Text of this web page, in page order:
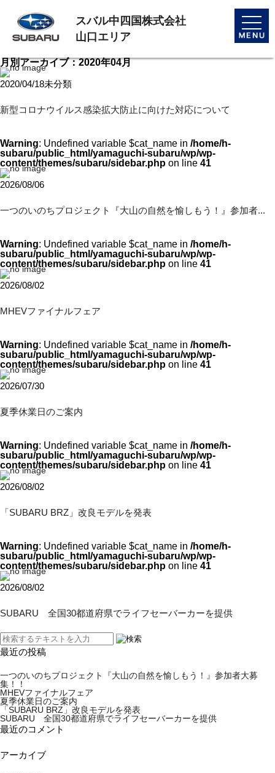
toggle
スバル中四国株式会社
山口エリア
月別アーカイブ：2020年04月
2020/04/18未分類
新型コロナウイルス感染拡大防止に向けた対応について
Warning: Undefined variable $cat_name in /home/h-
subaru/public_html/yamaguchi-subaru/wp/wp-
content/themes/subaru/sidebar.php on line 41
2026/08/06
一つのいのちプロジェクト『大山の自然を愉しもう！』参加者...
Warning: Undefined variable $cat_name in /home/h-
subaru/public_html/yamaguchi-subaru/wp/wp-
content/themes/subaru/sidebar.php on line 41
2026/08/02
MHEVファイナルフェア
Warning: Undefined variable $cat_name in /home/h-
subaru/public_html/yamaguchi-subaru/wp/wp-
content/themes/subaru/sidebar.php on line 41
2026/07/30
夏季休業日のご案内
Warning: Undefined variable $cat_name in /home/h-
subaru/public_html/yamaguchi-subaru/wp/wp-
content/themes/subaru/sidebar.php on line 41
2026/08/02
「SUBARU BRZ」改良モデルを発表
Warning: Undefined variable $cat_name in /home/h-
subaru/public_html/yamaguchi-subaru/wp/wp-
content/themes/subaru/sidebar.php on line 41
2026/08/02
SUBARU 全国30都道府県でライフセーバーカーを提供
最近の投稿
一つのいのちプロジェクト『大山の自然を愉しもう！』参加者大募
集！！
MHEVファイナルフェア
夏季休業日のご案内
「SUBARU BRZ」改良モデルを発表
SUBARU 全国30都道府県でライフセーバーカーを提供
最近のコメント
アーカイブ